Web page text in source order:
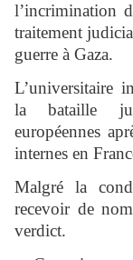
l’incrimination
traitement
guerre à Gaza.
L’universitaire
la bataille
européennes
internes en
Malgré la
recevoir de
verdict.